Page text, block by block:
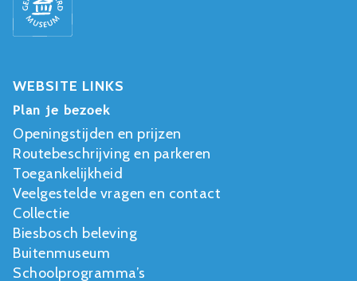
WEBSITE LINKS
Plan je bezoek
Openingstijden en prijzen
Routebeschrijving en parkeren
Toegankelijkheid
Veelgestelde vragen en contact
Collectie
Biesbosch beleving
Buitenmuseum
Schoolprogramma’s